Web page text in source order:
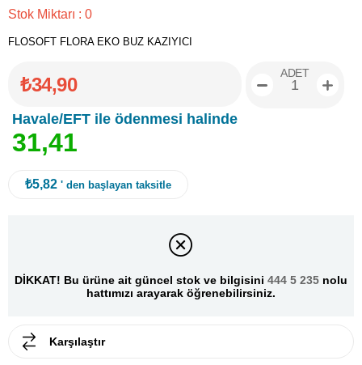
Stok Miktarı : 0
FLOSOFT FLORA EKO BUZ KAZIYICI
₺34,90
Havale/EFT ile ödenmesi halinde
31,41
ADET
₺5,82 ' den başlayan taksitle
DİKKAT! Bu ürüne ait güncel stok ve bilgisini 444 5 235 nolu
hattımızı arayarak öğrenebilirsiniz.
Karşılaştır